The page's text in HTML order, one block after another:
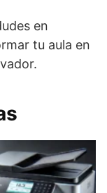
en
tu aula en